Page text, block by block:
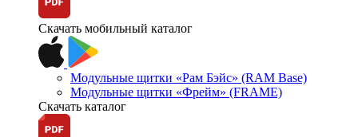
Скачать мобильный каталог
Модульные щитки «Рам Бэйс» (RAM Base)
Модульные щитки «Фрейм» (FRAME)
Скачать каталог